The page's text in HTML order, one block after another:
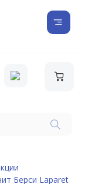
Берси Laparet